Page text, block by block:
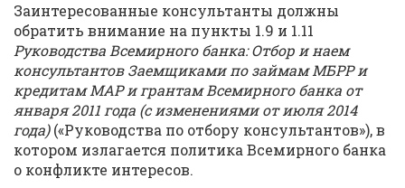
Заинтересованные консультанты должны
обратить внимание на пункты 1.9 и 1.11
Руководства Всемирного банка: Отбор и наем
консультантов Заемщиками по займам МБРР и
кредитам МАР и грантам Всемирного банка от
января 2011 года (с изменениями от июля 2014
года)(«Руководства по отбору консультантов»), в
котором излагается политика Всемирного банка
о конфликте интересов.